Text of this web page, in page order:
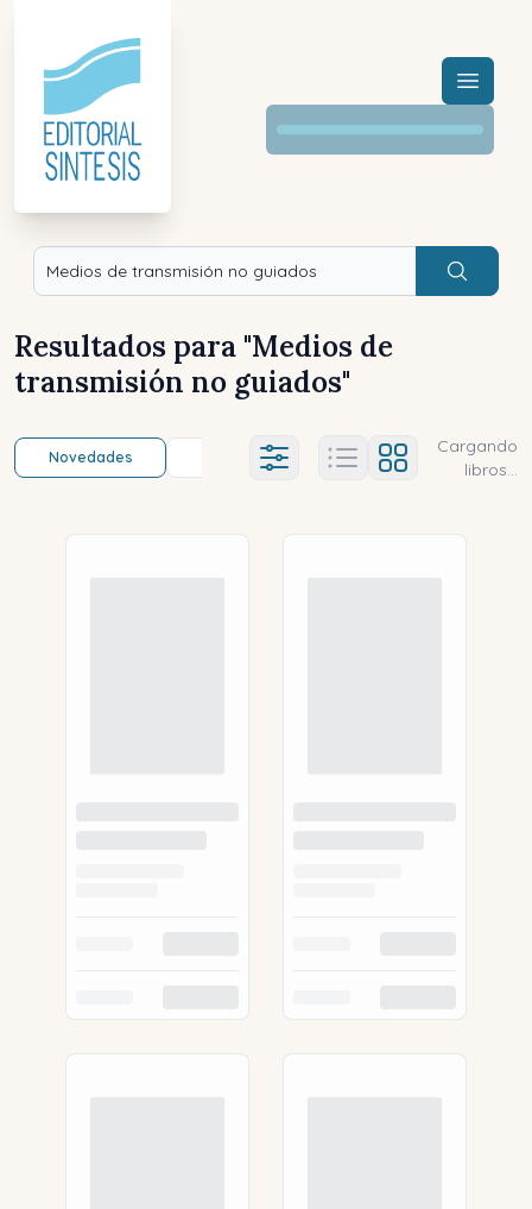
Menú
Buscar
Resultados para "Medios de
transmisión no guiados"
Novedades Título (a-z) Título (z-a)
Ajustes abierto
Cargando
libros...